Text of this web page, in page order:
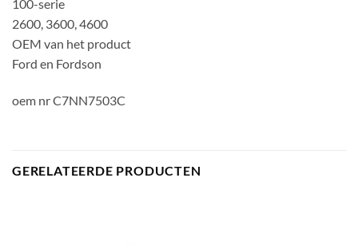
100-serie
2600, 3600, 4600
OEM van het product
Ford en Fordson
oem nr C7NN7503C
GERELATEERDE PRODUCTEN